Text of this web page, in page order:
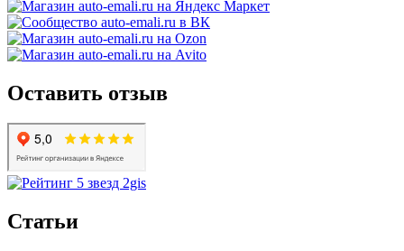
Оставить отзыв
Статьи